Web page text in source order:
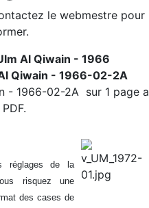
et rivières de
- La philatélie
- 1972-9-3
- La philatélie
- La philatélie
- 1972-9-1
- La philatélie
- 1972-8-2
le webmestre pour
Al Qiwain - 1966
Qiwain - 1966-02-2A
- 1966-02-2A sur 1 page
réglages de la
risquez une
des cases de